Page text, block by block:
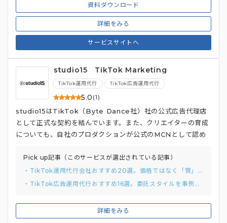
資料ダウンロード
詳細をみる
サービスサイトへ
studio15 TikTok Marketing
TikTok運用代行 TikTok広告運用代行
5.0 (1)
詳細をみる
studio15はTikTok（Byte Dance社）社の公式広告代理店
として正式な契約を結んでいます。また、クリエイターの育成
についても、自社のプロダクションが公式のMCNとして認め
社以上で安定した進行のもと納品をしてきた経験をもとに、炎
上リスクに注意を払いながら、多くのTikTokの知見から、ビ
ジネスや商品ブランドに最適なコンテンツ作成を実施します。
ージメントを獲得できるのかを熟知しており、投稿時間、フォ
ロー数、コメント、インプレッションなど、様々な項目のデー
Pick up記事（このサービスが選出されている記事）
・TikTok運用代行会社おすすめ20選。価格ではなく「質」を見るべき理由まで解説
・TikTok広告運用代行おすすめ16選。委託スタイルを事例から分類して紹介